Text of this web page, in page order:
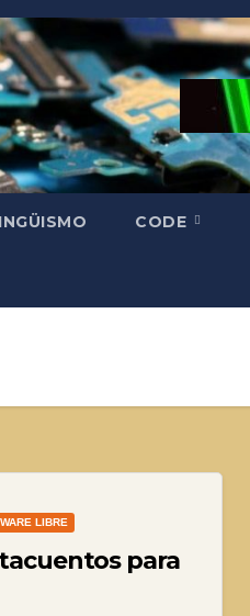
CODE
LIBRE
para